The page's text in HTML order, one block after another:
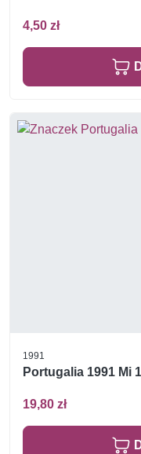
4,50 zł
1991
Portugalia 1991 Mi
19,80 zł